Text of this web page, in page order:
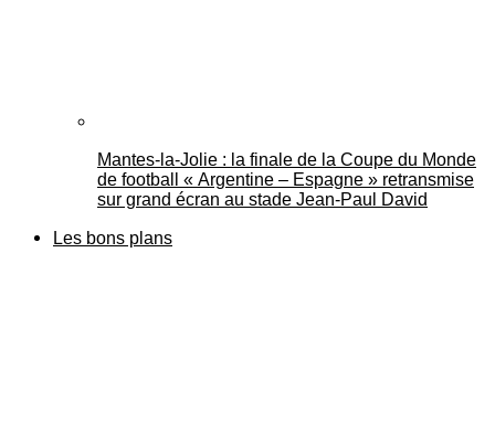
Mantes-la-Jolie : la finale de la Coupe du Monde
de football « Argentine – Espagne » retransmise
sur grand écran au stade Jean-Paul David
Les bons plans